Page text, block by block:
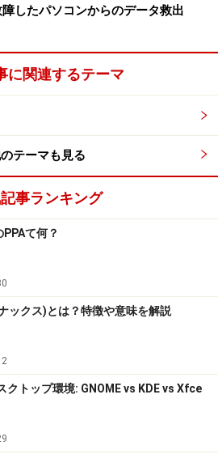
したパソコンからのデータ救出
に関連するテーマ
テーマも見る
事ランキング
て何？
ックス)とは？特徴や意味を解説
クトップ環境: GNOME vs KDE vs Xfce